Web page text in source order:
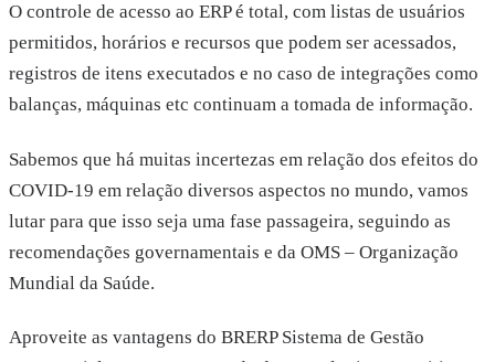
O controle de acesso ao ERP é total, com listas de usuários
permitidos, horários e recursos que podem ser acessados,
registros de itens executados e no caso de integrações como
balanças, máquinas etc continuam a tomada de informação.
Sabemos que há muitas incertezas em relação dos efeitos do
COVID-19 em relação diversos aspectos no mundo, vamos
lutar para que isso seja uma fase passageira, seguindo as
recomendações governamentais e da OMS – Organização
Mundial da Saúde.
Aproveite as vantagens do BRERP Sistema de Gestão